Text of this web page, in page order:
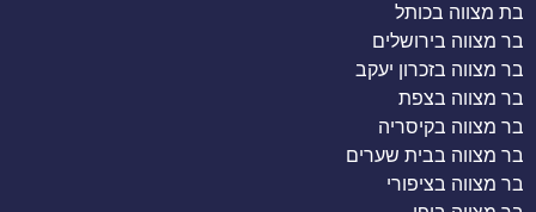
בת מצווה בכותל
בר מצווה בירושלים
בר מצווה בזכרון יעקב
בר מצווה בצפת
בר מצווה בקיסריה
בר מצווה בבית שערים
בר מצווה בציפורי